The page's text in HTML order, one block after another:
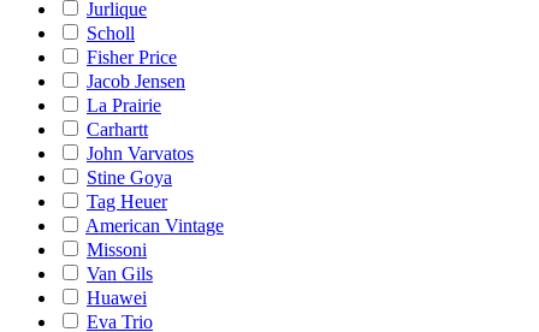
Jurlique
Scholl
Fisher Price
Jacob Jensen
La Prairie
Carhartt
John Varvatos
Stine Goya
Tag Heuer
American Vintage
Missoni
Van Gils
Huawei
Eva Trio